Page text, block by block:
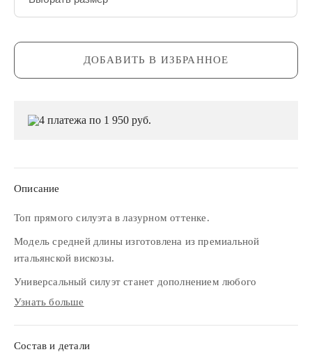
ДОБАВИТЬ В ИЗБРАННОЕ
4 платежа по 1 950 руб.
Описание
Топ прямого силуэта в лазурном оттенке.
Модель средней длины изготовлена из премиальной
итальянской виcкозы.
Универсальный силуэт станет дополнением любого
гардероба.
Узнать больше
Состав и детали